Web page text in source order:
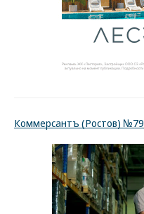
Коммерсантъ (Ростов) №79